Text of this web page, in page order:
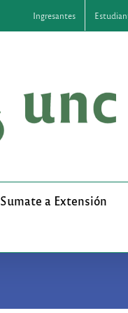
Ingresantes
Sumate a Extensión